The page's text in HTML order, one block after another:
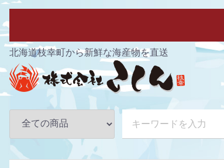
北海道枝幸町から新鮮な海産物を直送